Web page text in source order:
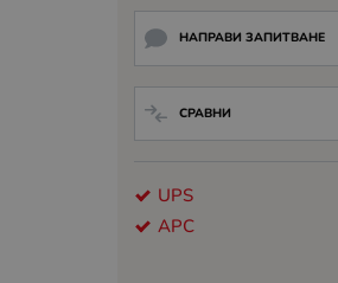
НАПРАВИ ЗАПИТВАНЕ
СРАВНИ
UPS
APC